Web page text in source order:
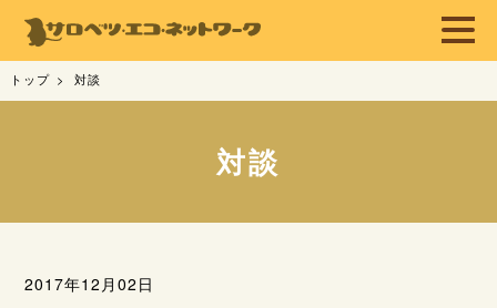
トップ 対談
対談
2017年12月02日